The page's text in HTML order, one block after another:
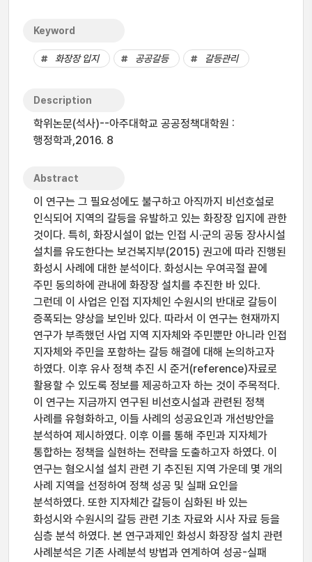
Keyword
화장장 입지 공공갈등 갈등관리
Description
학위논문(석사)--아주대학교 공공정책대학원 :
행정학과,2016. 8
Abstract
이 연구는 그 필요성에도 불구하고 아직까지 비선호설로
인식되어 지역의 갈등을 유발하고 있는 화장장 입지에 관한
것이다. 특히, 화장시설이 없는 인접 시·군의 공동 장사시설
설치를 유도한다는 보건복지부(2015) 권고에 따라 진행된
화성시 사례에 대한 분석이다. 화성시는 우여곡절 끝에
주민 동의하에 관내에 화장장 설치를 추진한 바 있다.
그런데 이 사업은 인접 지자체인 수원시의 반대로 갈등이
증폭되는 양상을 보인바 있다. 따라서 이 연구는 현재까지
연구가 부족했던 사업 지역 지자체와 주민뿐만 아니라 인접
지자체와 주민을 포함하는 갈등 해결에 대해 논의하고자
하였다. 이후 유사 정책 추진 시 준거(reference)자료로
활용할 수 있도록 정보를 제공하고자 하는 것이 주목적다.
이 연구는 지금까지 연구된 비선호시설과 관련된 정책
사례를 유형화하고, 이들 사례의 성공요인과 개선방안을
분석하여 제시하였다. 이후 이를 통해 주민과 지자체가
통합하는 정책을 실현하는 전략을 도출하고자 하였다. 이
연구는 혐오시설 설치 관련 기 추진된 지역 가운데 몇 개의
사례 지역을 선정하여 정책 성공 및 실패 요인을
분석하였다. 또한 지자체간 갈등이 심화된 바 있는
화성시와 수원시의 갈등 관련 기초 자료와 시사 자료 등을
심층 분석 하였다. 본 연구과제인 화성시 화장장 설치 관련
사례분석은 기존 사례분석 방법과 연계하여 성공-실패